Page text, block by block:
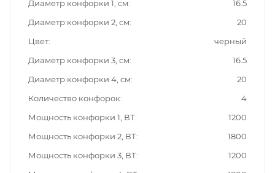
Диаметр конфорки 1, см
16.5
Диаметр конфорки 2, см
20
Цвет
черный
Диаметр конфорки 3, см
16.5
Диаметр конфорки 4, см
20
Количество конфорок
4
Мощность конфорки 1, ВТ
1200
Мощность конфорки 2, ВТ
1800
Мощность конфорки 3, ВТ
1200